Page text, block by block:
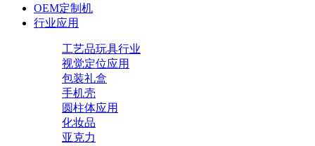
OEM定制机
行业应用
工艺品玩具行业
视觉定位应用
包装礼盒
手机壳
圆柱体应用
化妆品
亚克力